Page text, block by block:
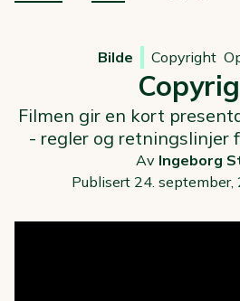
Bilde Copyright
Filmen gir en kort
- regler og retningslinjer
Av Ingeborg
Publisert 24.